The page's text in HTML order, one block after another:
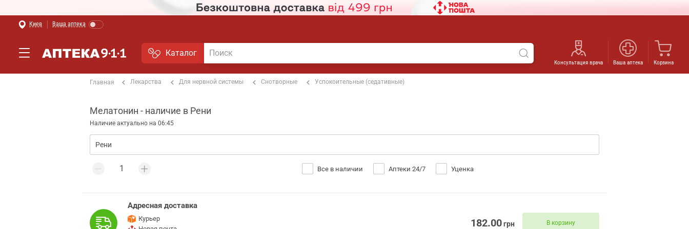
Киев Ваша аптека
Каталог
Консультация врача Ваша аптека Корзина
Главная Лекарства Для нервной системы Снотворные Успокоительные (седативные)
Мелатонин - наличие в Рени
Наличие актуально на 06:45
Все в наличии Аптеки 24/7 Уценка
Адресная доставка
Курьер
182.00грн В корзину